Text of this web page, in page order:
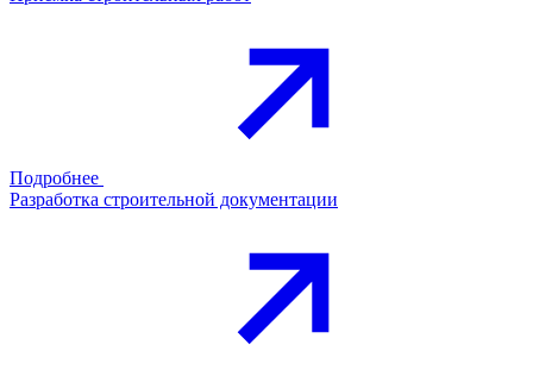
Подробнее
Разработка строительной документации